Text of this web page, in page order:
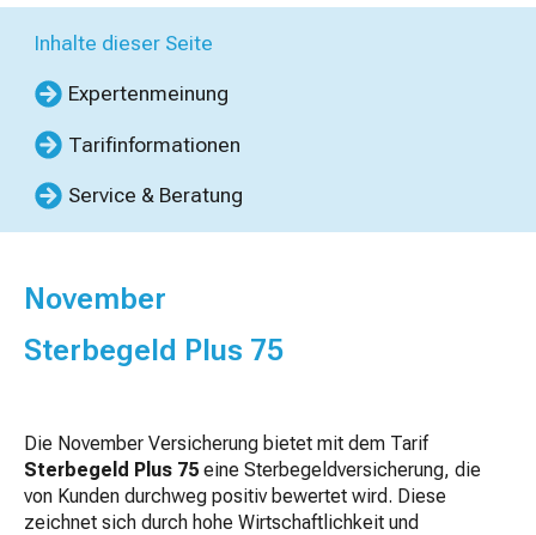
Inhalte dieser Seite
Expertenmeinung
Tarifinformationen
Service & Beratung
November
Sterbegeld Plus 75
Die November Versicherung bietet mit dem Tarif
Sterbegeld Plus 75 eine Sterbegeldversicherung, die
von Kunden durchweg positiv bewertet wird. Diese
zeichnet sich durch hohe Wirtschaftlichkeit und